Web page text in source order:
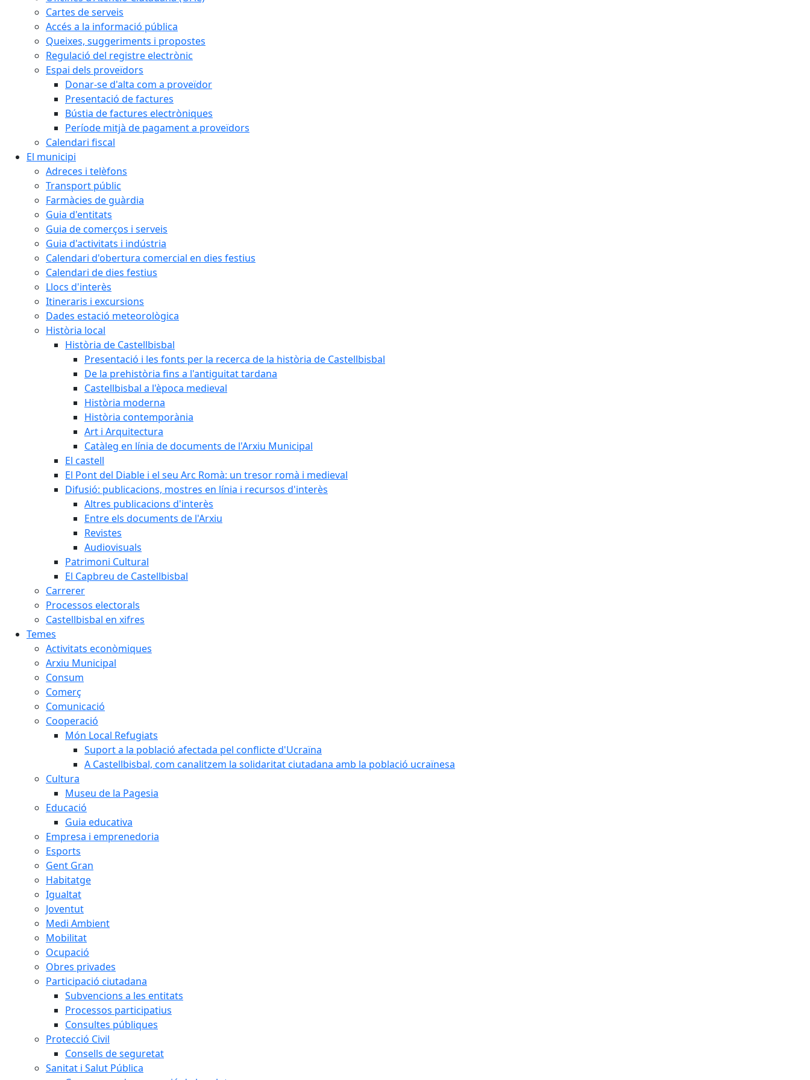
Cartes de serveis
Accés a la informació pública
Queixes, suggeriments i propostes
Regulació del registre electrònic
Espai dels proveïdors
Donar-se d'alta com a proveïdor
Presentació de factures
Bústia de factures electròniques
Període mitjà de pagament a proveïdors
Calendari fiscal
El municipi
Adreces i telèfons
Transport públic
Farmàcies de guàrdia
Guia d'entitats
Guia de comerços i serveis
Guia d'activitats i indústria
Calendari d'obertura comercial en dies festius
Calendari de dies festius
Llocs d'interès
Itineraris i excursions
Dades estació meteorològica
Història local
Història de Castellbisbal
Presentació i les fonts per la recerca de la història de Castellbisbal
De la prehistòria fins a l'antiguitat tardana
Castellbisbal a l'època medieval
Història moderna
Història contemporània
Art i Arquitectura
Catàleg en línia de documents de l'Arxiu Municipal
El castell
El Pont del Diable i el seu Arc Romà: un tresor romà i medieval
Difusió: publicacions, mostres en línia i recursos d'interès
Altres publicacions d'interès
Entre els documents de l'Arxiu
Revistes
Audiovisuals
Patrimoni Cultural
El Capbreu de Castellbisbal
Carrerer
Processos electorals
Castellbisbal en xifres
Temes
Activitats econòmiques
Arxiu Municipal
Consum
Comerç
Comunicació
Cooperació
Món Local Refugiats
Suport a la població afectada pel conflicte d'Ucraïna
A Castellbisbal, com canalitzem la solidaritat ciutadana amb la població ucraïnesa
Cultura
Museu de la Pagesia
Educació
Guia educativa
Empresa i emprenedoria
Esports
Gent Gran
Habitatge
Igualtat
Joventut
Medi Ambient
Mobilitat
Ocupació
Obres privades
Participació ciutadana
Subvencions a les entitats
Processos participatius
Consultes públiques
Protecció Civil
Consells de seguretat
Sanitat i Salut Pública